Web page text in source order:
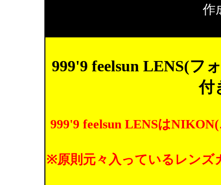
作
999'9 feelsun LENS(フ
付
999'9 feelsun LENSは
※原則元々入っているレンズ